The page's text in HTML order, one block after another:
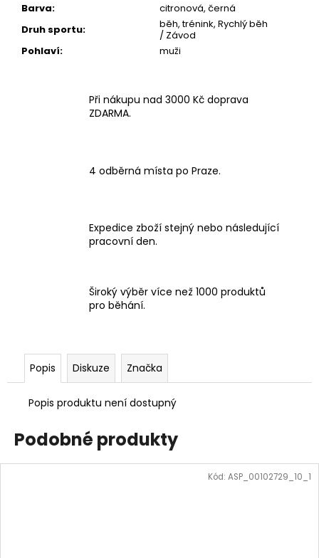
Barva:
citronová, černá
Druh sportu:
běh, trénink, Rychlý běh
/ Závod
Pohlaví: muži
Při nákupu nad 3000 Kč doprava
ZDARMA.
4 odběrná místa po Praze.
Expedice zboží stejný nebo následující
pracovní den.
Široký výběr více než 1000 produktů
pro běhání.
Popis Diskuze Značka
Popis produktu není dostupný
Podobné produkty
Kód: ASP_00102729_10_1